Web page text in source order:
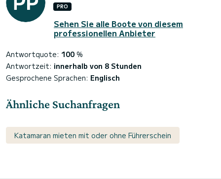
PRO
Sehen Sie alle Boote von diesem
professionellen Anbieter
Antwortquote: 100 %
Antwortzeit: innerhalb von 8 Stunden
Gesprochene Sprachen: Englisch
Ähnliche Suchanfragen
Katamaran mieten mit oder ohne Führerschein